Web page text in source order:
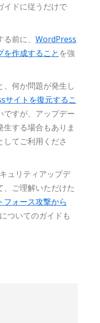
イドに従うだけで
前に、 WordPress
作成すること を強
何か問題が発生し
サイトを復元するこ
ですが、アップデー
生する場合もありま
てご利用くださ
ュリティアップデ
、ご理解いただけた
フォース攻撃から
ついてのガイドも